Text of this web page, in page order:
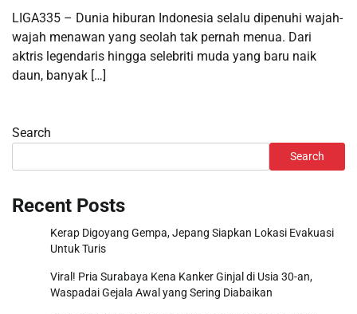
LIGA335 – Dunia hiburan Indonesia selalu dipenuhi wajah-
wajah menawan yang seolah tak pernah menua. Dari
aktris legendaris hingga selebriti muda yang baru naik
daun, banyak […]
Search
Search
Recent Posts
Kerap Digoyang Gempa, Jepang Siapkan Lokasi Evakuasi
Untuk Turis
Viral! Pria Surabaya Kena Kanker Ginjal di Usia 30-an,
Waspadai Gejala Awal yang Sering Diabaikan